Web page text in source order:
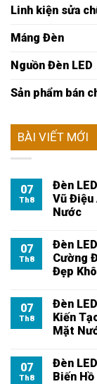
Linh kiện sửa
Máng Đèn
Nguồn Đèn LED
Sản phẩm bán
BÀI VIẾT MỚI
07
Th8
Đèn
Vũ Điệu
Nước
07
Th8
Đèn
Cường
Đẹp
07
Th8
Đèn
Kiến
Mặt
07
Th8
Đèn
Biến